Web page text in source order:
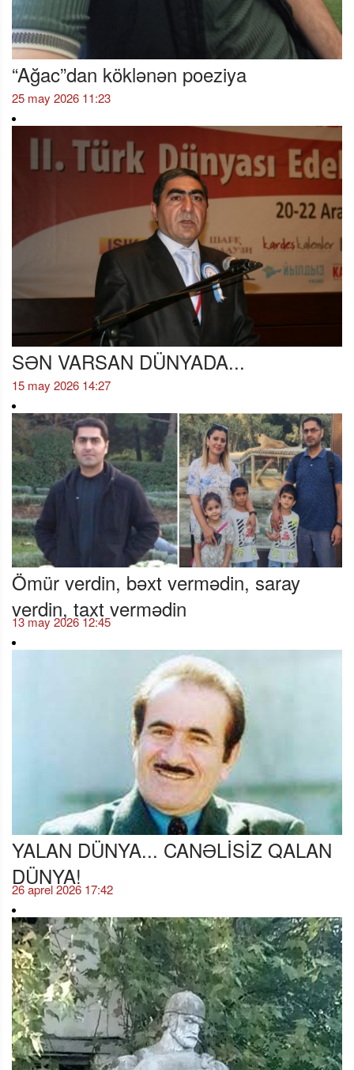
“Ağac”dan köklənən poeziya
25 may 2026 11:23
SƏN VARSAN DÜNYADA...
15 may 2026 14:27
Ömür verdin, bəxt vermədin, saray
verdin, taxt vermədin
13 may 2026 12:45
YALAN DÜNYA... CANƏLİSİZ QALAN
DÜNYA!
26 aprel 2026 17:42